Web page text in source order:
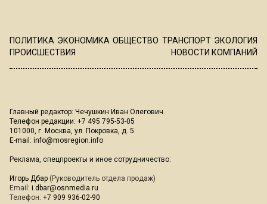
ПОЛИТИКА ЭКОНОМИКА ОБЩЕСТВО ТРАНСПОРТ ЭКОЛОГИЯ
ПРОИСШЕСТВИЯ
НОВОСТИ КОМПАНИЙ
Главный редактор: Чечушкин Иван Олегович.
Телефон редакции: +7 495 795-53-05
101000, г. Москва, ул. Покровка, д. 5
E-mail: info@mosregion.info
Реклама, спецпроекты и иное сотрудничество:
Игорь Дбар (Руководитель отдела продаж)
Email: i.dbar@osnmedia.ru
Телефон: +7 909 936-02-90